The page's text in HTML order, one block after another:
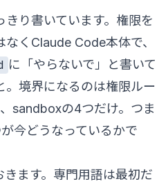
り書いています。権限を
くClaude Code本体で、
に「やらないで」と書いて
。境界になるのは権限ルー
sandboxの4つだけ。つま
今どうなっているかで
ます。専門用語は最初だ